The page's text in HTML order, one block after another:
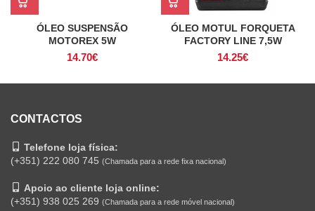
ÓLEO SUSPENSÃO
MOTOREX 5W
14.70€
ÓLEO MOTUL FORQUETA
FACTORY LINE 7,5W
14.25€
CONTACTOS
Telefone loja física:
(+351) 222 080 745 (Chamada para a rede fixa nacional)
Apoio ao cliente loja online:
(+351) 938 025 269 (Chamada para a rede móvel nacional)